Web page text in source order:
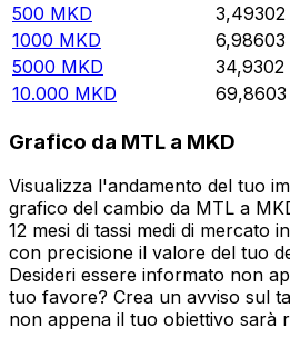
500 MKD 3,49302
1000 MKD 6,98603
5000 MKD 34,9302
10.000 MKD 69,8603
Grafico da MTL a MKD
Visualizza l'andamento del tuo
grafico del cambio da MTL a
12 mesi di tassi medi di mercato
con precisione il valore del tuo
Desideri essere informato non
tuo favore? Crea un avviso sul
non appena il tuo obiettivo sarà